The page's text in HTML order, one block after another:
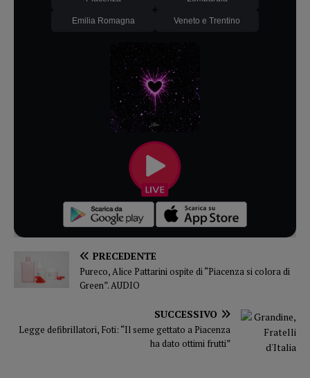
Emilia Romagna Veneto e Trentino
PRECEDENTE
Pureco, Alice Pattarini ospite di “Piacenza si colora di
Green”. AUDIO
SUCCESSIVO
Legge defibrillatori, Foti: “Il seme gettato a Piacenza
ha dato ottimi frutti”